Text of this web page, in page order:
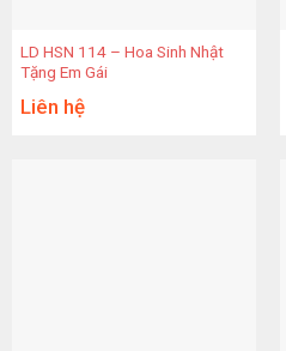
LD HSN 114 – Hoa Sinh Nhật
Tặng Em Gái
Liên hệ